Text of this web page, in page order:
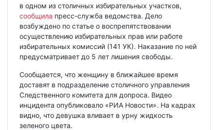
в одном из столичных избирательных участков,
сообщила пресс-служба ведомства. Дело
возбуждено по статье о воспрепятствовании
осуществлению избирательных прав или работе
избирательных комиссий (141 УК). Наказание по ней
предусматривает до 5 лет лишения свободы.
Сообщается, что женщину в ближайшее время
доставят в подразделение столичного управления
Следственного комитета для допроса. Видео
инцидента опубликовало «РИА Новости». На кадрах
видно, что девушка вливает в урну жидкость
зеленого цвета.